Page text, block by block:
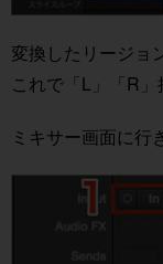
変換したリージョ
これで「L」「R」
ミキサー画面に行